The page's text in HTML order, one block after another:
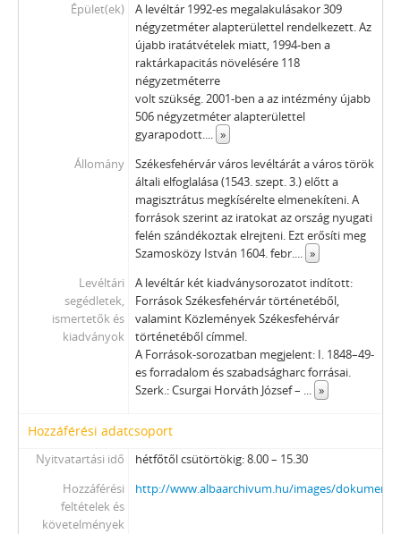
Épület(ek)
A levéltár 1992-es megalakulásakor 309
négyzetméter alapterülettel rendelkezett. Az
újabb iratátvételek miatt, 1994-ben a
raktárkapacitás növelésére 118
négyzetméterre
volt szükség. 2001-ben a az intézmény újabb
506 négyzetméter alapterülettel
gyarapodott.... »
Állomány
Székesfehérvár város levéltárát a város török
általi elfoglalása (1543. szept. 3.) előtt a
magisztrátus megkísérelte elmenekíteni. A
források szerint az iratokat az ország nyugati
felén szándékoztak elrejteni. Ezt erősíti meg
Szamosközy István 1604. febr.... »
Levéltári
segédletek,
ismertetők és
kiadványok
A levéltár két kiadványsorozatot indított:
Források Székesfehérvár történetéből,
valamint Közlemények Székesfehérvár
történetéből címmel.
A Források-sorozatban megjelent: I. 1848–49-
es forradalom és szabadságharc forrásai.
Szerk.: Csurgai Horváth József – ... »
Hozzáférési adatcsoport
Nyitvatartási idő
hétfőtől csütörtökig: 8.00 – 15.30
Hozzáférési
feltételek és
követelmények
http://www.albaarchivum.hu/images/